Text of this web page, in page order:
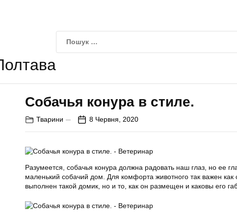
Собачья конура в стиле.
Тварини 8 Червня, 2020
Разумеется, собачья конура должна радовать наш глаз, но ее
маленький собачий дом. Для комфорта животного так важен как
выполнен такой домик, но и то, как он размещен и каковы его